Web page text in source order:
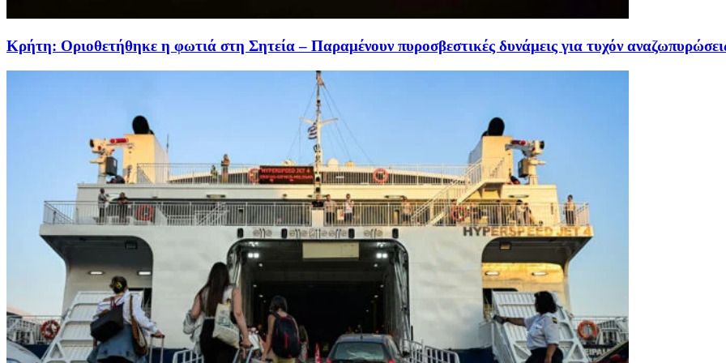
Κρήτη: Οριοθετήθηκε η φωτιά στη Σητεία – Παραμένουν πυροσβεστικές δυνάμεις για τυχόν